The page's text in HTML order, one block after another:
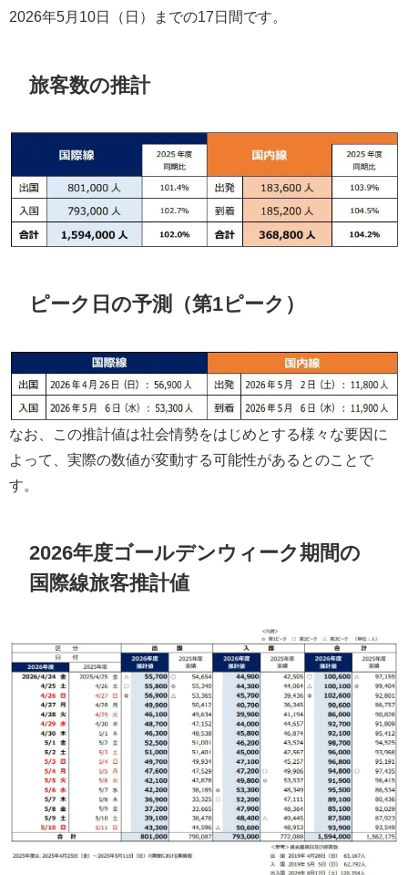
2026年5月10日（日）までの17日間です。
旅客数の推計
ピーク日の予測（第1ピーク）
なお、この推計値は社会情勢をはじめとする様々な要因に
よって、実際の数値が変動する可能性があるとのことで
す。
2026年度ゴールデンウィーク期間の
国際線旅客推計値